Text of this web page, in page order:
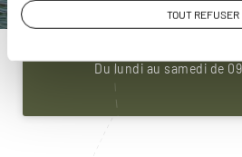
TOUT REFUSER
01 86 95
Du lundi au samedi de